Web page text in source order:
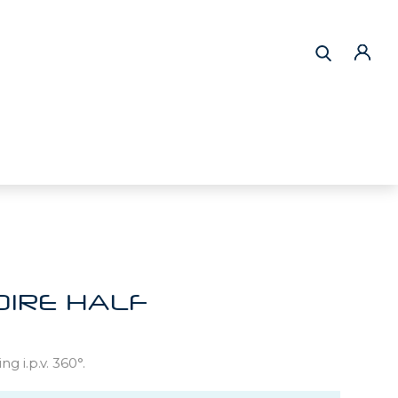
HALF
i.p.v. 360°.